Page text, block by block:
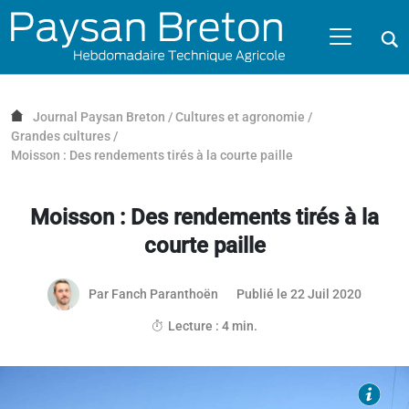
Passer au contenu
NAVIGATION MOBILE
NAVIGATION
PRINCIPALE
Journal Paysan Breton /Cultures et agronomie /
Grandes cultures /
Moisson : Des rendements tirés à la courte paille
Moisson : Des rendements tirés à la
courte paille
Par Fanch Paranthoën Publié le 22 Juil 2020
Lecture : 4 min.